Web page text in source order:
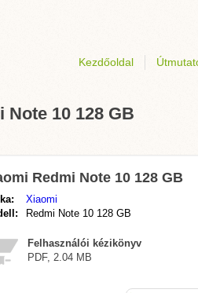
Kezdőoldal
10 128 GB
Redmi Note 10 128 GB
Xiaomi
Redmi Note 10 128 GB
Felhasználói kézikönyv
PDF, 2.04 MB